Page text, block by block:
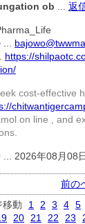
ob 返
...
https://
cost-effective
on line , and
... 2026年08月08
前の
移動
1 2 3 4 5
20 21 22 23